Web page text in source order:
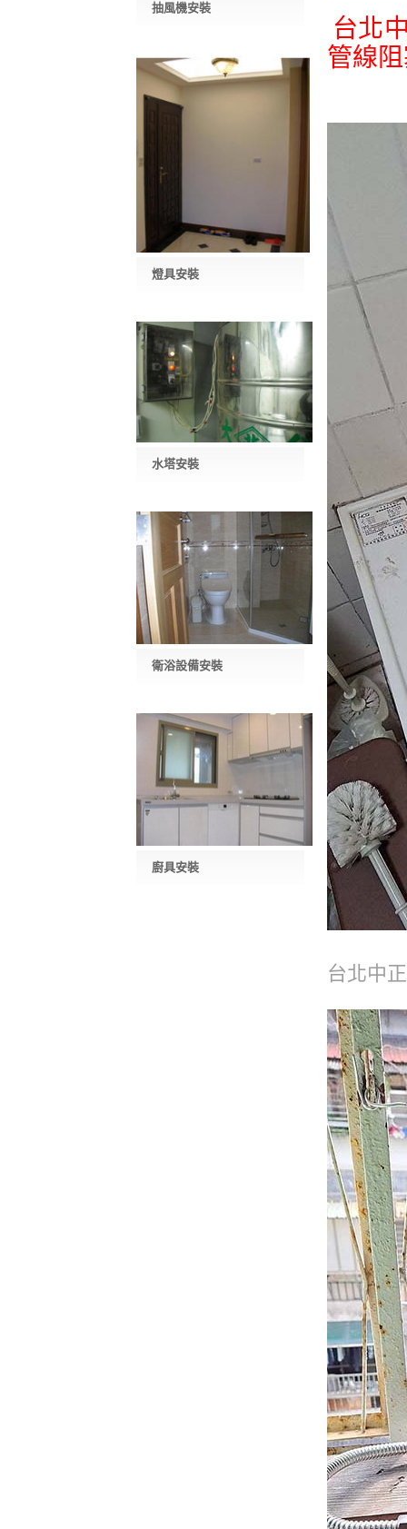
抽風機安裝
燈具安裝
水塔安裝
衛浴設備安裝
廚具安裝
台北
管線
台北中